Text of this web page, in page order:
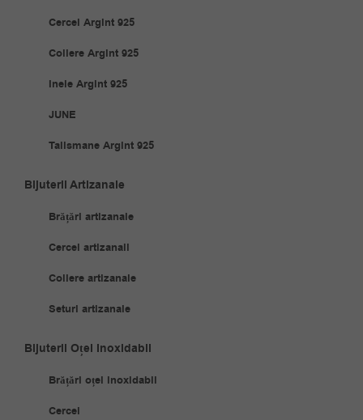
Cercei Argint 925
Coliere Argint 925
Inele Argint 925
JUNE
Talismane Argint 925
Bijuterii Artizanale
Brățări artizanale
Cercei artizanali
Coliere artizanale
Seturi artizanale
Bijuterii Oțel Inoxidabil
Brățări oțel inoxidabil
Cercei